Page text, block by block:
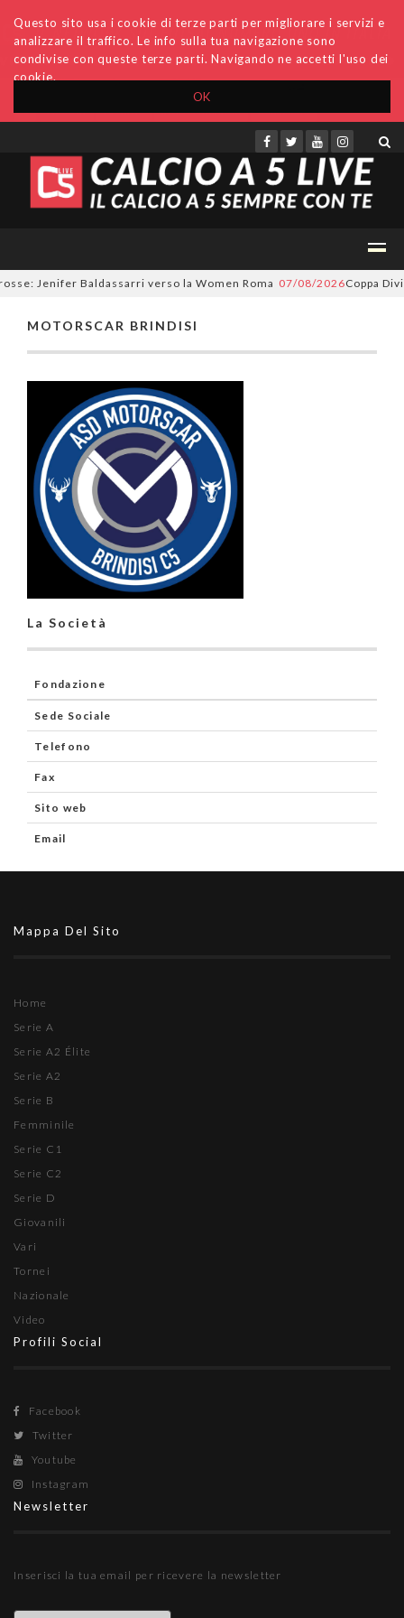
OK
Questo sito usa i cookie di terze parti per migliorare i servizi e
analizzare il traffico. Le info sulla tua navigazione sono
condivise con queste terze parti. Navigando ne accetti l'uso dei
cookie.
Accedi Archivio Invio comunicati Redazione
Jenifer Baldassarri verso la Women Roma 07/08/2026 Coppa
MOTORSCAR BRINDISI
La Società
Fondazione
Sede Sociale
Telefono
Fax
Sito web
Email
Mappa Del Sito
Home
Serie A
Serie A2 Élite
Serie A2
Serie B
Femminile
Serie C1
Serie C2
Serie D
Giovanili
Vari
Tornei
Nazionale
Video
Profili Social
Facebook
Twitter
Youtube
Instagram
Newsletter
Inserisci la tua email per ricevere la newsletter